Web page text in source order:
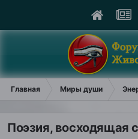
Главная Миры души
Поэзия, восходящая